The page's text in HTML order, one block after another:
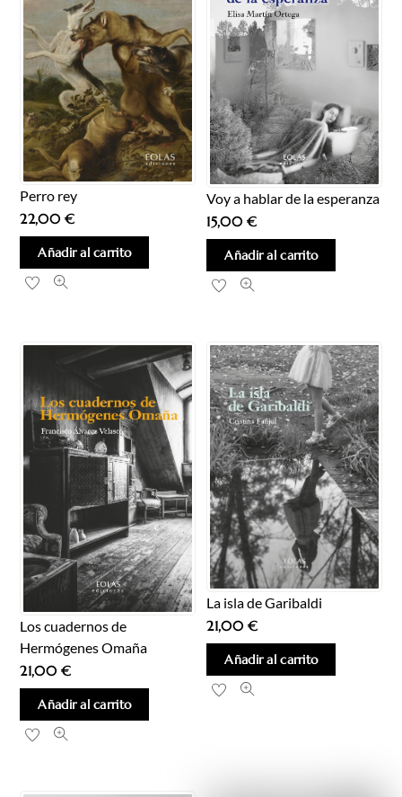
Perro rey
22,00€
Añadir al carrito
Voy a hablar de la esperanza
15,00€
Añadir al carrito
Los cuadernos de
Hermógenes Omaña
21,00€
Añadir al carrito
La isla de Garibaldi
21,00€
Añadir al carrito